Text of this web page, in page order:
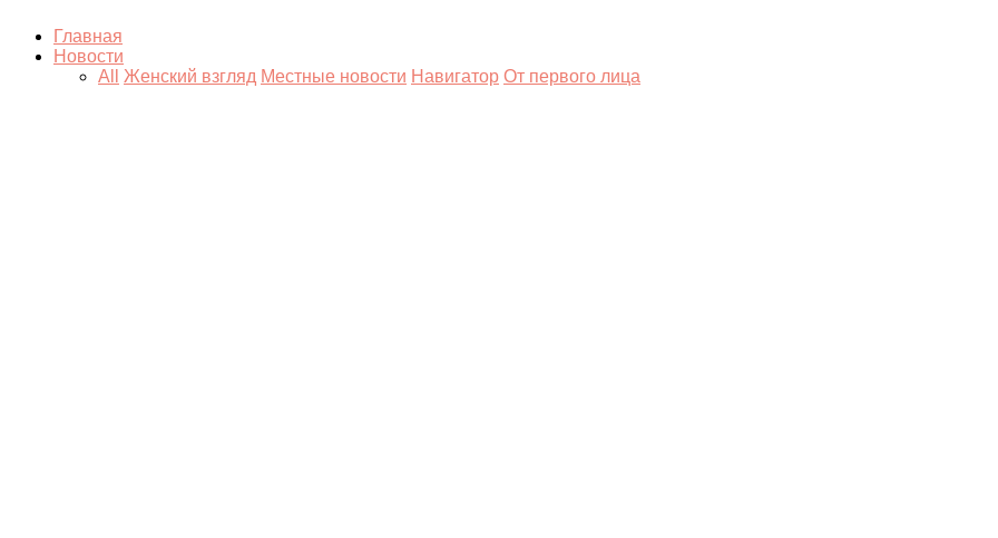
Главная
Новости
All
Женский взгляд Местные новости Навигатор От первого лица